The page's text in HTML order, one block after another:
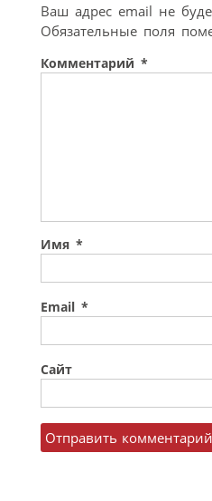
Ваш адрес email не
Обязательные поля
Комментарий *
Имя *
Email *
Сайт